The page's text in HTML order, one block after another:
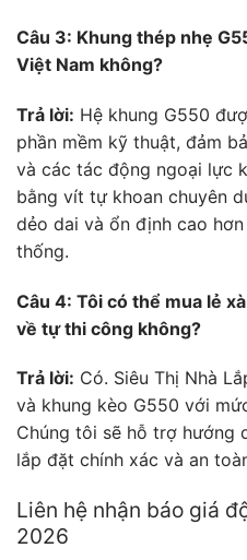
Câu 3: Khung thép nhẹ
Việt Nam không?
Trả lời: Hệ khung G550
phần mềm kỹ thuật, đảm
và các tác động ngoại lực
bằng vít tự khoan chuyên
dẻo dai và ổn định cao
thống.
Câu 4: Tôi có thể mua lẻ
về tự thi công không?
Trả lời: Có. Siêu Thị Nhà
và khung kèo G550 với
Chúng tôi sẽ hỗ trợ hướng
lắp đặt chính xác và an
Liên hệ nhận báo giá
2026